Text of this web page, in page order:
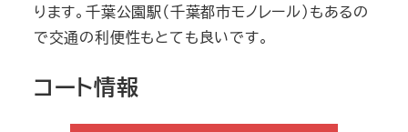
ります。千葉公園駅（千葉都市モノレール）もあるの
で交通の利便性もとても良いです。
コート情報